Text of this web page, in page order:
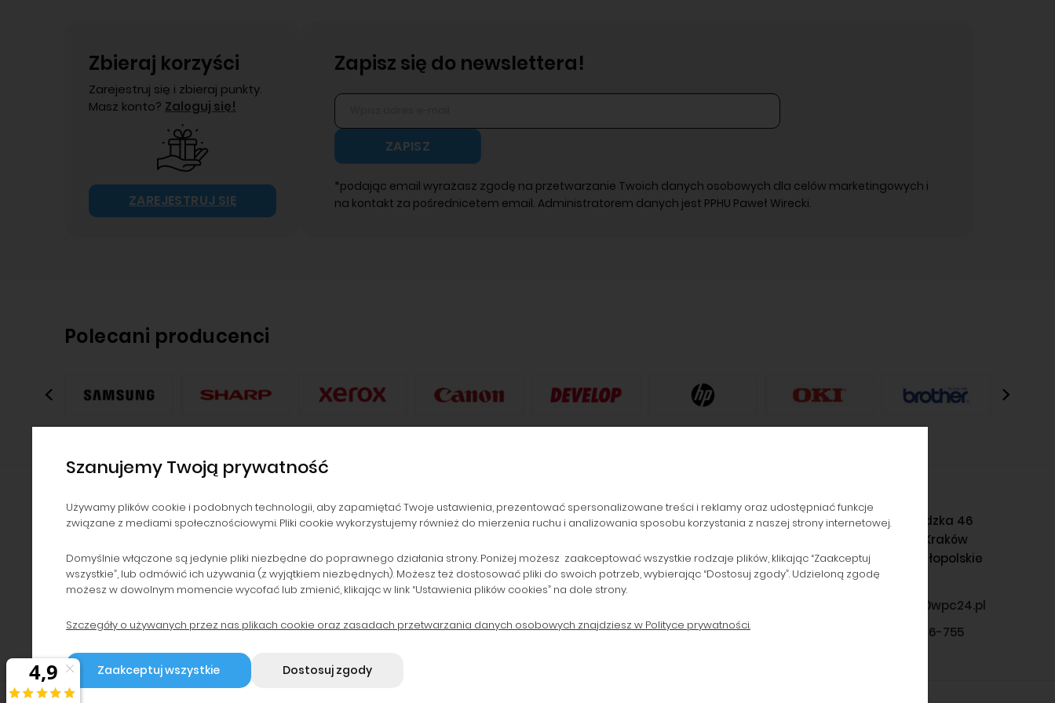
Zbieraj korzyści
Zarejestruj się i zbieraj punkty.
Masz konto? Zaloguj się!
ZAREJESTRUJ SIĘ
Zapisz się do newslettera!
ZAPISZ
*podając email wyrażasz zgodę na przetwarzanie Twoich danych osobowych dla celów marketingowych i
na kontakt za pośrednicetem email. Administratorem danych jest PPHU Paweł Wirecki.
Polecani producenci
NAWIGACJA
Kontakt i dane firmy
Dzierżawa drukarek
POMOC
Zwroty i reklamacje
Polityka prywatności
Program lojalnościowy
ZAMÓWIENIA
Formy płatności
Koszty dostawy
B2B
POPULARNE KATEGORIE
Drukarki laserowe i Plotery
Drukarki do 800 zł
Tonery zamienniki
Gromadzka 46
30-719 Kraków
woj. małopolskie
sklep@wpc24.pl
660-776-755
Szanujemy Twoją prywatność
Używamy plików cookie i podobnych technologii, aby zapamiętać Twoje ustawienia, prezentować spersonalizowane treści i reklamy oraz udostępniać funkcje
związane z mediami społecznościowymi. Pliki cookie wykorzystujemy również do mierzenia ruchu i analizowania sposobu korzystania z naszej strony internetowej.
Domyślnie włączone są jedynie pliki niezbędne do poprawnego działania strony. Poniżej możesz zaakceptować wszystkie rodzaje plików, klikając “Zaakceptuj
wszystkie”, lub odmówić ich używania (z wyjątkiem niezbędnych). Możesz też dostosować pliki do swoich potrzeb, wybierając “Dostosuj zgody”. Udzieloną zgodę
możesz w dowolnym momencie wycofać lub zmienić, klikając w link “Ustawienia plików cookies” na dole strony.
Szczegóły o używanych przez nas plikach cookie oraz zasadach przetwarzania danych osobowych znajdziesz w Polityce prywatności.
Dostosuj zgody
Zaakceptuj wszystkie